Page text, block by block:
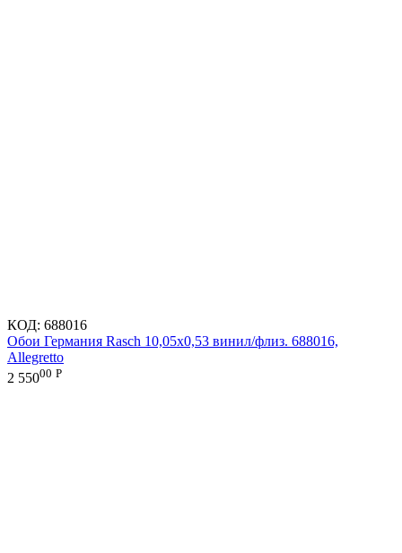
КОД: 688016
Обои Германия Rasch 10,05x0,53 винил/флиз. 688016,
Allegretto
2 55000 Р